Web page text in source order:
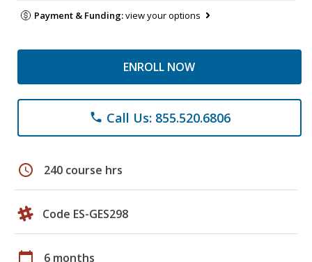
Payment & Funding:view your options
ENROLL NOW
phone Call Us: 855.520.6806
schedule 240 course hrs
Code ES-GES298
calendar_today 6 months